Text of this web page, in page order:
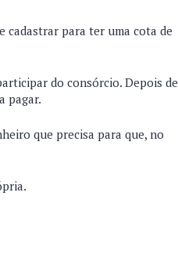
cadastrar para ter uma cota de
do consórcio. Depois de
pagar.
que precisa para que, no